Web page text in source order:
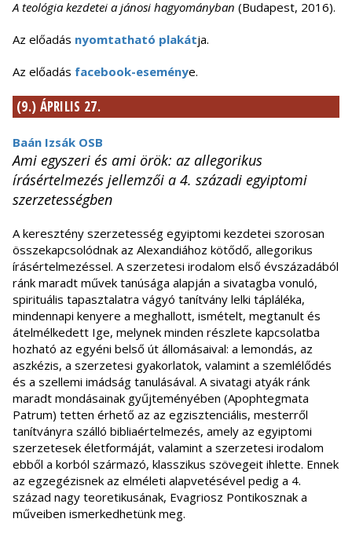
A teológia kezdetei a jánosi hagyományban (Budapest, 2016).
Az előadás nyomtatható plakátja.
Az előadás facebook-eseménye.
(9.) ÁPRILIS 27.
Baán Izsák OSB
Ami egyszeri és ami örök: az allegorikus
írásértelmezés jellemzői a 4. századi egyiptomi
szerzetességben
A keresztény szerzetesség egyiptomi kezdetei szorosan
összekapcsolódnak az Alexandiához kötődő, allegorikus
írásértelmezéssel. A szerzetesi irodalom első évszázadából
ránk maradt művek tanúsága alapján a sivatagba vonuló,
spirituális tapasztalatra vágyó tanítvány lelki tápláléka,
mindennapi kenyere a meghallott, ismételt, megtanult és
átelmélkedett Ige, melynek minden részlete kapcsolatba
hozható az egyéni belső út állomásaival: a lemondás, az
aszkézis, a szerzetesi gyakorlatok, valamint a szemlélődés
és a szellemi imádság tanulásával. A sivatagi atyák ránk
maradt mondásainak gyűjteményében (Apophtegmata
Patrum) tetten érhető az az egzisztenciális, mesterről
tanítványra szálló bibliaértelmezés, amely az egyiptomi
szerzetesek életformáját, valamint a szerzetesi irodalom
ebből a korból származó, klasszikus szövegeit ihlette. Ennek
az egzegézisnek az elméleti alapvetésével pedig a 4.
század nagy teoretikusának, Evagriosz Pontikosznak a
műveiben ismerkedhetünk meg.